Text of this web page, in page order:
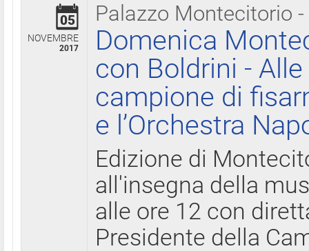
Palazzo Montecitorio
05
NOVEMBRE
2017
Domenica
con Boldrini -
campione di
e l’Orchestra
Edizione di
all'insegna della
alle ore 12 con
Presidente della